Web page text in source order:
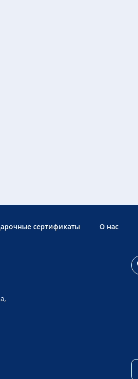
сертификаты О нас